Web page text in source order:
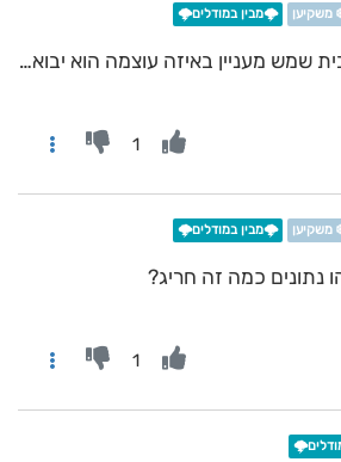
משקיען 🌩️מבין במודלים🌩️
שמש מעניין באיזה עוצמה הוא יבוא…
1
משקיען 🌩️מבין במודלים🌩️
נתונים כמה זה חריג?
1